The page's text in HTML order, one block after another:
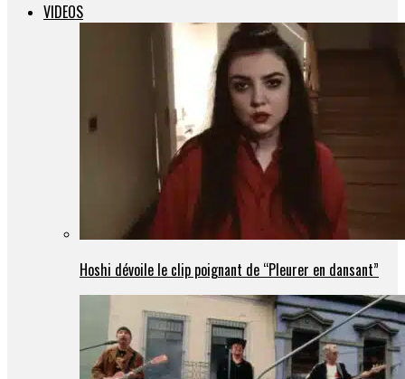
VIDEOS
Hoshi dévoile le clip poignant de “Pleurer en dansant”